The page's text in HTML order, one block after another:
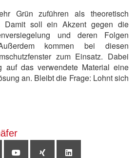
Grün zuführen als theoretisch
Damit soll ein Akzent gegen die
und deren Folgen
kommen bei diesen
zum Einsatz. Dabei
auf das verwendete Material eine
an. Bleibt die Frage: Lohnt sich